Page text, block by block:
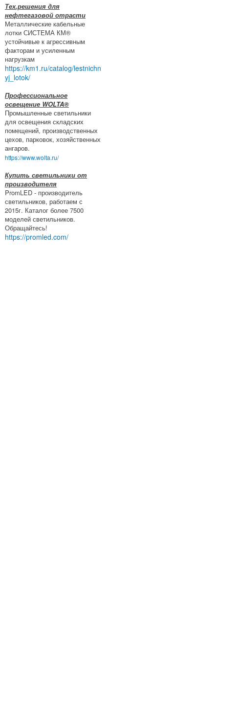
Тех.решения для
нефтегазовой отрасти
Металлические кабельные
лотки СИСТЕМА КМ®
устойчивые к агрессивным
факторам и усиленным
нагрузкам
https://km1.ru/catalog/lestnichn
yj_lotok/
Профессиональное
освещение WOLTA®
Промышленные светильники
для освещения складских
помещений, производственных
цехов, парковок, хозяйственных
ангаров.
https://www.wolta.ru/
Купить светильники от
производителя
PromLED - производитель
светильников, работаем с
2015г. Каталог более 7500
моделей светильников.
Обращайтесь!
https://promled.com/